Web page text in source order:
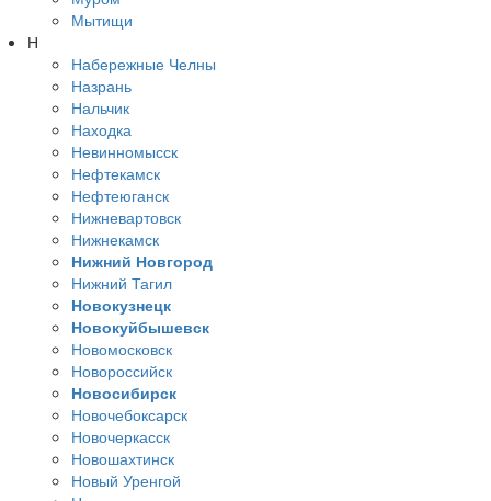
Мытищи
Н
Набережные Челны
Назрань
Нальчик
Находка
Невинномысск
Нефтекамск
Нефтеюганск
Нижневартовск
Нижнекамск
Нижний Новгород
Нижний Тагил
Новокузнецк
Новокуйбышевск
Новомосковск
Новороссийск
Новосибирск
Новочебоксарск
Новочеркасск
Новошахтинск
Новый Уренгой